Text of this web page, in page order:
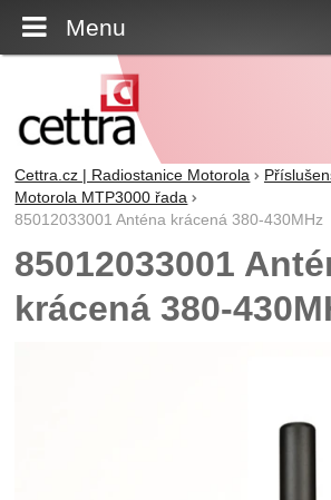
Menu
Cettra.cz | Radiostanice Motorola
Motorola MTP3000 řada
85012033001 Anténa krácená 380-430MHz
85012033001
krácená 380-